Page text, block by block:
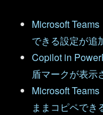
Microsoft
できる設定が追
Copilot in
盾マークが表示
Microsoft
ままコピペでき